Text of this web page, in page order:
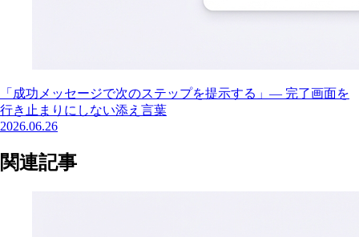
「成功メッセージで次のステップを提示する」— 完了画面を
行き止まりにしない添え言葉
2026.06.26
関連記事